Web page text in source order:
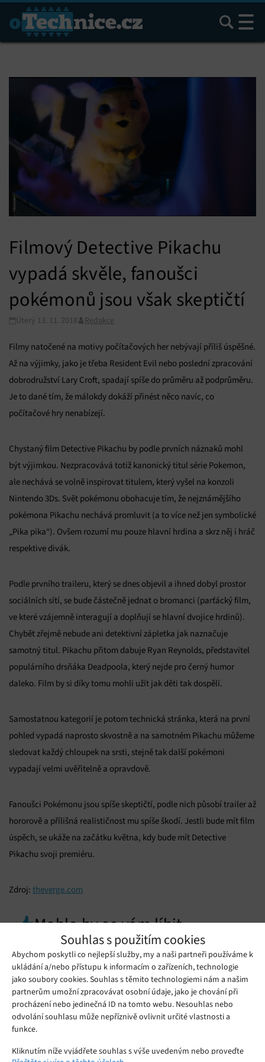
Souhlas s použitím cookies
Abychom poskytli co nejlepší služby, my a naši partneři používáme k
ukládání a/nebo přístupu k informacím o zařízeních, technologie
jako soubory cookies. Souhlas s těmito technologiemi nám a našim
partnerům umožní zpracovávat osobní údaje, jako je chování při
procházení nebo jedinečná ID na tomto webu. Nesouhlas nebo
odvolání souhlasu může nepříznivě ovlivnit určité vlastnosti a
funkce.
Kliknutím níže vyjádřete souhlas s výše uvedeným nebo proveďte
Hledat
Filmový Detective Pikachu
vypadá skvěle, fanoušci
pokémonů jsou však skeptičtí
Úterý 13. 11. 2018 Redakce
Filmy natočené na motivy počítačových her nebývají příliš úspěšné.
Až na výjimky, jako je třeba Resident Evil nebo poslední zpracování
dobrodružství Lary Croft, spadají spíše do průměru až podprůměru.
Je to dané tím, že málokdy dokáží přinést něco navíc, co
počítačové hry nenabízejí.
Chystaný film Detective Pikachu by podle prvních náznaků mohl
být výjimkou. Nezpracovává totiž kanonický titul série Pokemon,
ale nechává se volně inspirovat titulem, který vyšel na konzoli
Nintendo 3Ds. Svět pokémonu obohacuje tím, že nejznámějšího
pokémona Pikachu nechává promluvit (a to více než jen symbolické
„Pika pika“). Ovšem rozumí mu pouze hlavní hrdina a skrz něj i hráč
respektive divák.
Podle prvního traileru, který se dnes objevil a ihned dobyl prostor
sociálních sítí, se bude částečně jednat o bromanci (parťácký film,
ve které vzájemně interagují a doplňují se hlavní dvojice hrdinů).
Chybět zřejmě nebude ani detektivní zápletka jak naznačuje
samotný titul. Pikachu přitom dabuje Ryan Reynolds, představitel
populárního drsňáka Deadpoola, který nejde pro černý humor
daleko. Film by si díky tomu mohli užít jak děti tak dospělí.
Samostatnou kategorií je potom technická stránka, která na první
pohled vypadá naprosto skvostně a na samotném Pikachu můžeme
sledovat každý chloupek na srsti, stejně tak další pokémoni
vypadají velmi uvěřitelně a opravdově.
Fanoušci Pokémonu jsou spíše skeptičtí, podle nich působí trailer až
hororově a přílišná realističnost mu spíše škodí. Jestli bude mít film
úspěch, se ukáže na začátku května, kdy bude mít Detective
Pikachu svoji premiéru.
Zdroj: theverge.com
Mohlo by se vám líbit